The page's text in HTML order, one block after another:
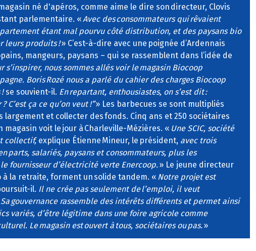
né d'apéros, comme aime le dire son directeur, Clovis
parlementaire. « Avec des consommateurs qui rêvaient
étant mal pourvu côté distribution, et des paysans bio
leurs produits !» C’est-à-dire avec une poignée d’Ardennais
mangeurs, paysans – qui se rassemblent dans l’idée de
s’inspirer, nous sommes allés voir le magasin Biocoop
Boris Rozé nous a parlé du cahier des charges Biocoop
se souvient-il. En repartant, enthousiastes, on s’est dit :
C’est ça ce qu’on veut !”» Les barbecues se sont multipliés
largement et collecter des fonds. Cinq ans et 250 sociétaires
magasin voit le jour à Charleville-Mézières. « Une SCIC, société
collectif,explique Étienne Mineur, le président, avec trois
parts, salariés, paysans et consommateurs, plus les
fournisseur d’électricité verte Enercoop.» Le jeune directeur
la retraite, forment un solide tandem. « Notre projet est
il. Il ne crée pas seulement de l’emploi, il veut
gouvernance rassemble des intérêts différents et permet ainsi
variés, d’être légitime dans une foire agricole comme
Le magasin est ouvert à tous, sociétaires ou pas.»